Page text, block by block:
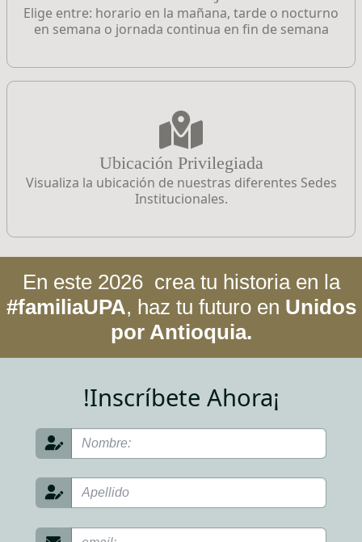
Elige entre: horario en la mañana, tarde o nocturno
en semana o jornada continua en fin de semana
Ubicación Privilegiada
Visualiza la ubicación de nuestras diferentes Sedes
Institucionales.
En este 2026 crea tu historia en la
#familiaUPA, haz tu futuro en Unidos
por Antioquia.
!Inscríbete Ahora¡